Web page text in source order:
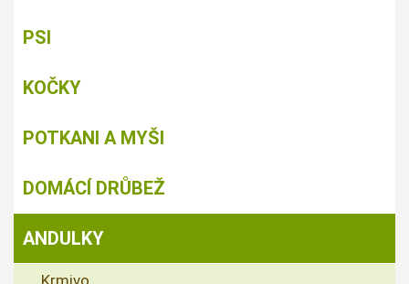
PSI
KOČKY
POTKANI A MYŠI
DOMÁCÍ DRŮBEŽ
ANDULKY